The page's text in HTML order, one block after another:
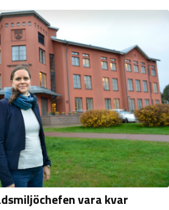
vara kvar